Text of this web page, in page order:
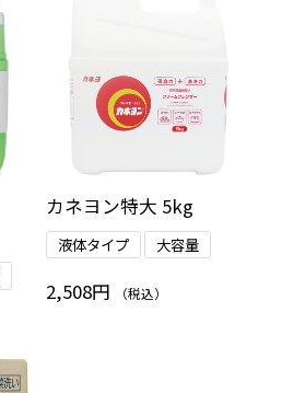
カネヨン特大 5kg
液体タイプ 大容量
2,508円 （税込）